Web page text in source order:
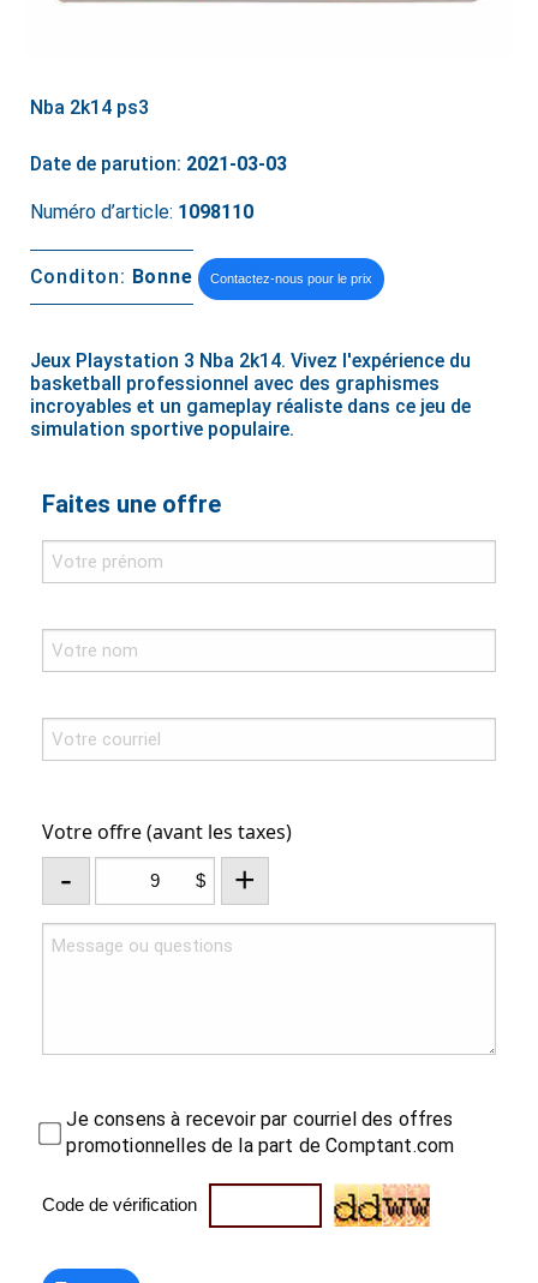
Nba 2k14 ps3
Date de parution: 2021-03-03
Numéro d’article: 1098110
Conditon: Bonne Contactez-nous pour le prix
Jeux Playstation 3 Nba 2k14. Vivez l'expérience du
basketball professionnel avec des graphismes
incroyables et un gameplay réaliste dans ce jeu de
simulation sportive populaire.
Faites une offre
Votre offre (avant les taxes)
- $ +
Je consens à recevoir par courriel des offres
promotionnelles de la part de Comptant.com
Code de vérification